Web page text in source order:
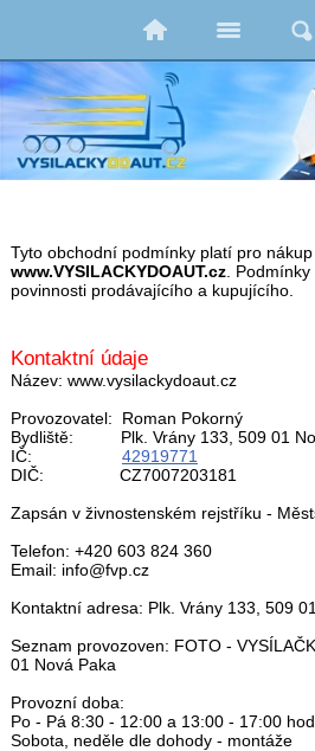
Tyto obchodní podmínky platí pro
www.VYSILACKYDOAUT.cz.
povinnosti prodávajícího a kupujícího.
Kontaktní údaje
Název: www.vysilackydoaut.cz
Provozovatel: Roman Pokorný
Bydliště: Plk. Vrány 133, 509 01
IČ: 42919771
DIČ: CZ7007203181
Zapsán v živnostenském rejstříku -
Telefon: +420 603 824 360
Email: info@fvp.cz
Kontaktní adresa: Plk. Vrány 133, 509
Seznam provozoven: FOTO -
01 Nová Paka
Provozní doba:
Po - Pá 8:30 - 12:00 a 13:00 - 17:00 hod.
Sobota, neděle dle dohody - montáže